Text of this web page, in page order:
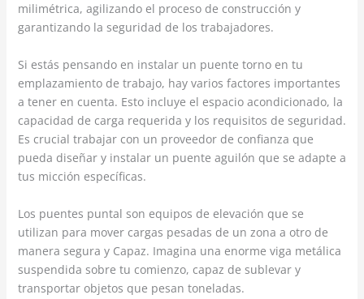
milimétrica, agilizando el proceso de construcción y
garantizando la seguridad de los trabajadores.
Si estás pensando en instalar un puente torno en tu
emplazamiento de trabajo, hay varios factores importantes
a tener en cuenta. Esto incluye el espacio acondicionado, la
capacidad de carga requerida y los requisitos de seguridad.
Es crucial trabajar con un proveedor de confianza que
pueda diseñar y instalar un puente aguilón que se adapte a
tus micción específicas.
Los puentes puntal son equipos de elevación que se
utilizan para mover cargas pesadas de un zona a otro de
manera segura y Capaz. Imagina una enorme viga metálica
suspendida sobre tu comienzo, capaz de sublevar y
transportar objetos que pesan toneladas.